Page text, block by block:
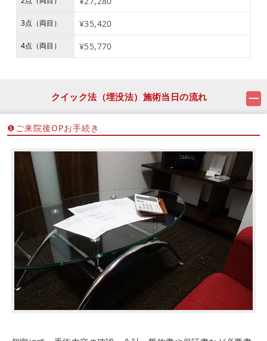
3点（両目） ¥35,420
4点（両目） ¥55,770
クイック法（埋没法）施術当日の流れ
❶ご来院後OPお手続き